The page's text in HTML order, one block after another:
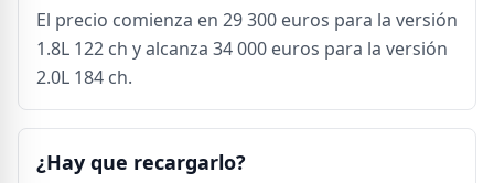
El precio comienza en 29 300 euros para la versión
1.8L 122 ch y alcanza 34 000 euros para la versión
2.0L 184 ch.
¿Hay que recargarlo?